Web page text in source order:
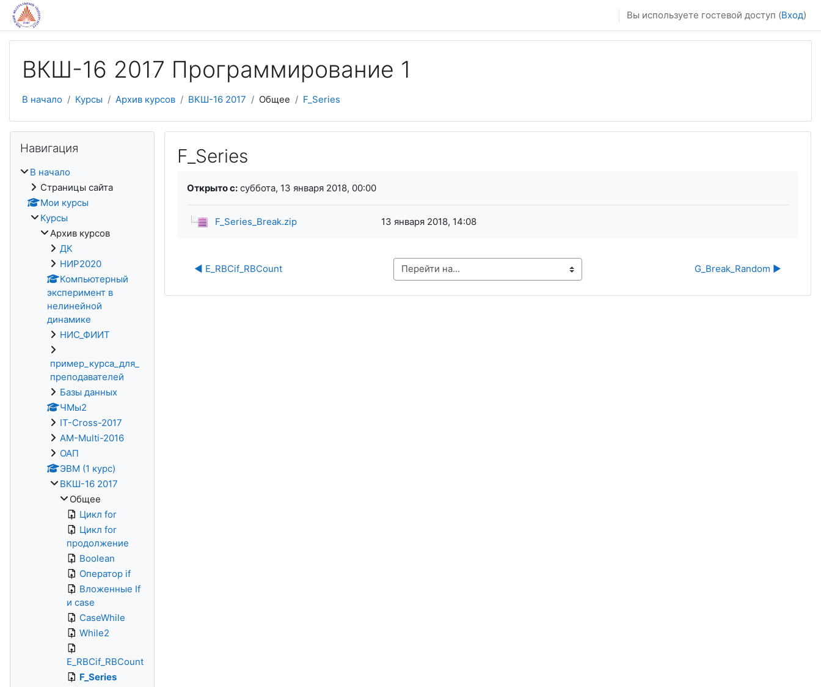
Перейти к основному содержанию
Вы используете гостевой доступ (Вход)
ВКШ-16 2017 Программирование 1
В начало Курсы Архив курсов ВКШ-16 2017 Общее F_Series
F_Series
Открыто с:суббота, 13 января 2018, 00:00
F_Series_Break.zip 13 января 2018, 14:08
◀︎ E_RBCif_RBCount Перейти на... G_Break_Random ▶︎
Навигация
В начало
Страницы сайта
Мои курсы
Курсы
Архив курсов
ДК
НИР2020
Компьютерный
эксперимент в
нелинейной
динамике
НИС_ФИИТ
пример_курса_для_
преподавателей
Базы данных
ЧМы2
IT-Cross-2017
AM-Multi-2016
ОАП
ЭВМ (1 курс)
ВКШ-16 2017
Общее
Цикл for
Цикл for
продолжение
Boolean
Оператор if
Вложенные If
и case
CaseWhile
While2
E_RBCif_RBCount
F_Series